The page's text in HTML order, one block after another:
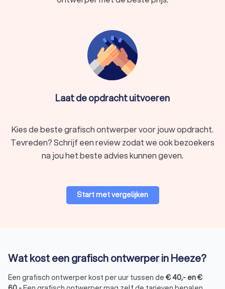
Laat de opdracht uitvoeren
Kies de beste grafisch ontwerper voor jouw opdracht.
Tevreden? Schrijf een review zodat we ook bezoekers
na jou het beste advies kunnen geven.
Start met vergelijken
Wat kost een grafisch ontwerper in Heeze?
Een grafisch ontwerper kost per uur tussen de €40,- en€